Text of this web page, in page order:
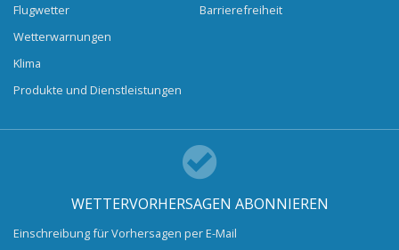
Flugwetter
Wetterwarnungen
Klima
Produkte und Dienstleistungen
Barrierefreiheit
WETTERVORHERSAGEN ABONNIEREN
Einschreibung für Vorhersagen per E-Mail